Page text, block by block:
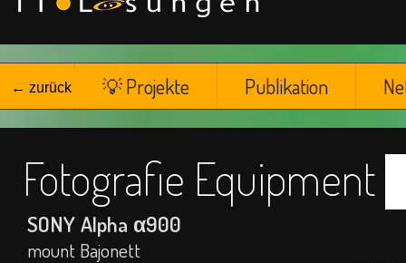
← zurück
☁ 💡 Projekte Publikation
Fotografie Equipment
SONY Alpha α900
mount Bajonett